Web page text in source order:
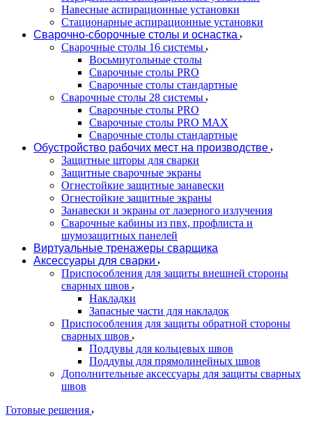
Навесные аспирационные установки
Стационарные аспирационные установки
Сварочно-сборочные столы и оснастка
Сварочные столы 16 системы
Восьмиугольные столы
Сварочные столы PRO
Сварочные столы стандартные
Сварочные столы 28 системы
Сварочные столы PRO
Сварочные столы PRO MAX
Сварочные столы стандартные
Обустройство рабочих мест на производстве
Защитные шторы для сварки
Защитные сварочные экраны
Огнестойкие защитные занавески
Огнестойкие защитные экраны
Занавески и экраны от лазерного излучения
Сварочные кабины из пвх, профлиста и
шумозащитных панелей
Виртуальные тренажеры сварщика
Аксессуары для сварки
Приспособления для защиты внешней стороны
сварных швов
Накладки
Запасные части для накладок
Приспособления для защиты обратной стороны
сварных швов
Поддувы для кольцевых швов
Поддувы для прямолинейных швов
Дополнительные аксессуары для защиты сварных
швов
Готовые решения